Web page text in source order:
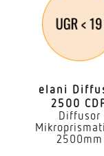
2 – 1000 lx
Zeiteinstellung
Softlichtstart
Schutzart
elani
2500
Diffusor
2500mm